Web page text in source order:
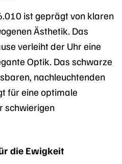
ist geprägt von klaren
Ästhetik. Das
verleiht der Uhr eine
Optik. Das schwarze
nachleuchtenden
für eine optimale
schwierigen
die Ewigkeit